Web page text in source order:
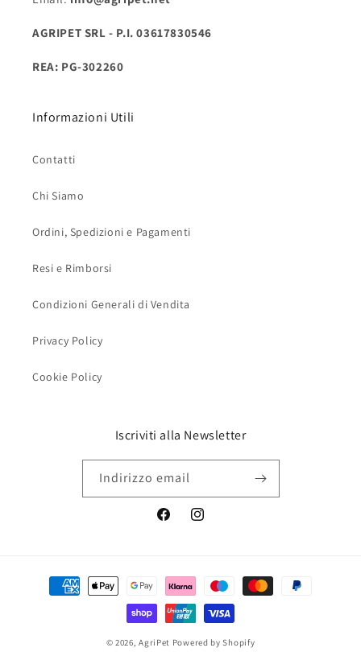
AGRIPET SRL - P.I. 03617830546
REA: PG-302260
Informazioni Utili
Contatti
Chi Siamo
Ordini, Spedizioni e Pagamenti
Resi e Rimborsi
Condizioni Generali di Vendita
Privacy Policy
Cookie Policy
Iscriviti alla Newsletter
Indirizzo email
FacebookInstagram
Metodi
© 2026,AgriPet Powered by Shopify